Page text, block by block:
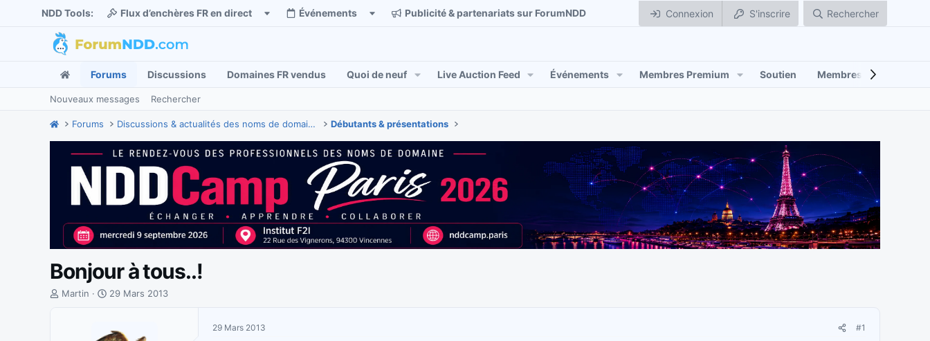
NDD Tools: Flux d’enchères FR en direct Événements Publicité & partenariats sur ForumNDD Connexion S'inscrire Rechercher
Forums Discussions Domaines FR vendus Quoi de neuf Live Auction Feed Événements Membres Premium Soutien Membres
Nouveaux messages Rechercher
Forums Discussions & actualités des noms de domaine Débutants & présentations
Bonjour à tous..!
IMartin
D
e
29 Mars 2013
29 Mars 2013 #1